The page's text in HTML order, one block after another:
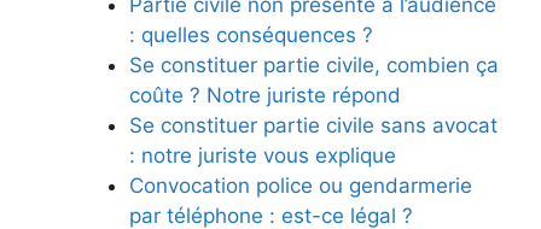
Partie civile non présente à l’audience
: quelles conséquences ?
Se constituer partie civile, combien ça
coûte ? Notre juriste répond
Se constituer partie civile sans avocat
: notre juriste vous explique
Convocation police ou gendarmerie
par téléphone : est-ce légal ?